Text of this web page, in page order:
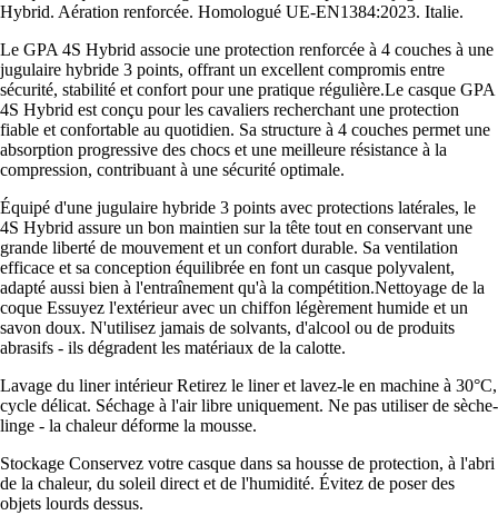
Hybrid. Aération renforcée. Homologué UE-EN1384:2023. Italie.
Le GPA 4S Hybrid associe une protection renforcée à 4 couches à une
jugulaire hybride 3 points, offrant un excellent compromis entre
sécurité, stabilité et confort pour une pratique régulière.Le casque GPA
4S Hybrid est conçu pour les cavaliers recherchant une protection
fiable et confortable au quotidien. Sa structure à 4 couches permet une
absorption progressive des chocs et une meilleure résistance à la
compression, contribuant à une sécurité optimale.
Équipé d'une jugulaire hybride 3 points avec protections latérales, le
4S Hybrid assure un bon maintien sur la tête tout en conservant une
grande liberté de mouvement et un confort durable. Sa ventilation
efficace et sa conception équilibrée en font un casque polyvalent,
adapté aussi bien à l'entraînement qu'à la compétition.Nettoyage de la
coque Essuyez l'extérieur avec un chiffon légèrement humide et un
savon doux. N'utilisez jamais de solvants, d'alcool ou de produits
abrasifs - ils dégradent les matériaux de la calotte.
Lavage du liner intérieur Retirez le liner et lavez-le en machine à 30°C,
cycle délicat. Séchage à l'air libre uniquement. Ne pas utiliser de sèche-
linge - la chaleur déforme la mousse.
Stockage Conservez votre casque dans sa housse de protection, à l'abri
de la chaleur, du soleil direct et de l'humidité. Évitez de poser des
objets lourds dessus.